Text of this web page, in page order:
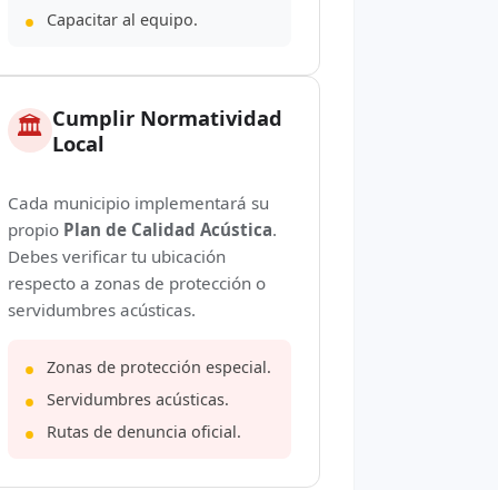
Capacitar al equipo.
🏛️ Cumplir Normatividad
Local
Cada municipio implementará su
propio Plan de Calidad Acústica.
Debes verificar tu ubicación
respecto a zonas de protección o
servidumbres acústicas.
Zonas de protección especial.
Servidumbres acústicas.
Rutas de denuncia oficial.